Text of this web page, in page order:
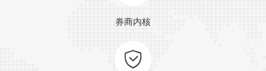
券商内核